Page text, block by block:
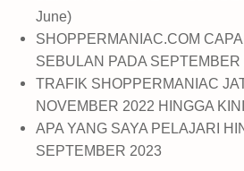
June)
SHOPPERMANIAC.COM
SEBULAN PADA SEPTEMBER
TRAFIK SHOPPERMANIAC
NOVEMBER 2022 HINGGA KINI
APA YANG SAYA PELAJARI
SEPTEMBER 2023